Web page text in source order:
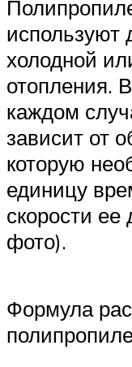
используют
холодной
отопления.
каждом
зависит от
которую
единицу
скорости
фото).
Формула